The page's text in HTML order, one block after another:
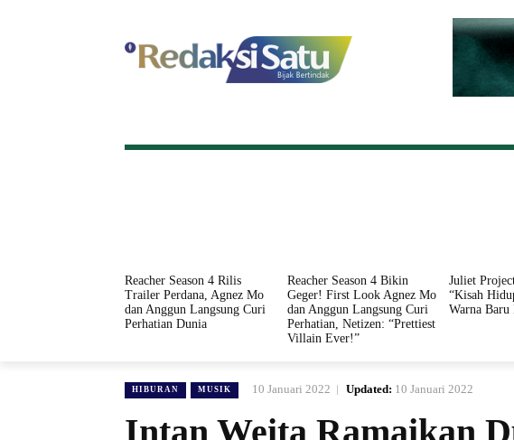
Reacher Season 4 Rilis
Trailer Perdana, Agnez Mo
dan Anggun Langsung Curi
Perhatian Dunia
Reacher Season 4 Bikin
Geger! First Look Agnez Mo
dan Anggun Langsung Curi
Perhatian, Netizen: “Prettiest
Villain Ever!”
Juliet
“Kisah
Warna
HIBURAN MUSIK 10 Januari 2022 Updated: 10 Januari 2022
Intan Weita Ramaikan